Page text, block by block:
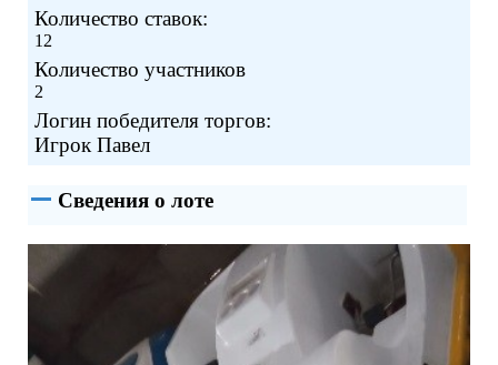
Сведения о лоте
Количество ставок:
12
Количество участников
2
Логин победителя торгов:
Игрок Павел